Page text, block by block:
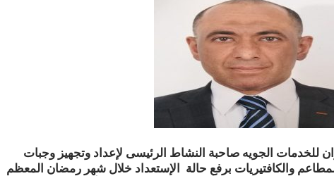
الجويه صاحبة النشاط الرئيسى لإعداد وتجهيز وجبات
والكافتيريات برفع حالة الإستعداد خلال شهر رمضان المعظم